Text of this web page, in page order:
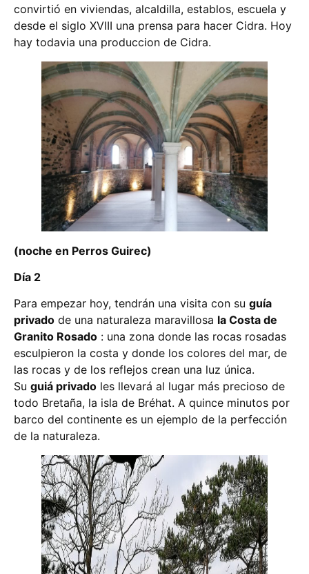
convirtió en viviendas, alcaldilla, establos, escuela y
desde el siglo XVIII una prensa para hacer Cidra. Hoy
hay todavia una produccion de Cidra.
(noche en Perros Guirec)
Día 2
Para empezar hoy, tendrán una visita con su guía
privado de una naturaleza maravillosa la Costa de
Granito Rosado : una zona donde las rocas rosadas
esculpieron la costa y donde los colores del mar, de
las rocas y de los reflejos crean una luz única.
Su guiá privado les llevará al lugar más precioso de
todo Bretaña, la isla de Bréhat. A quince minutos por
barco del continente es un ejemplo de la perfección
de la naturaleza.